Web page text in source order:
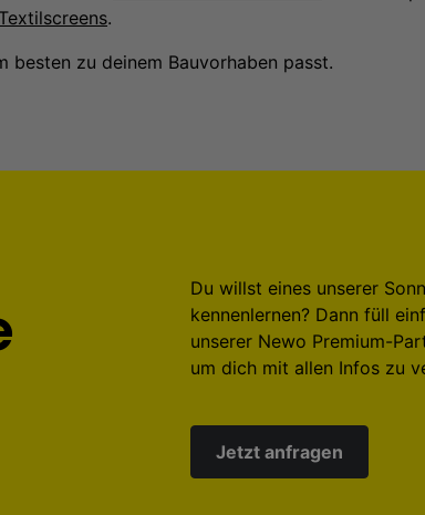
Textilscreens.
besten zu deinem Bauvorhaben passt.
Du willst eines unserer
kennenlernen? Dann füll
unserer Newo Premium-
um dich mit allen Infos zu
Jetzt anfragen